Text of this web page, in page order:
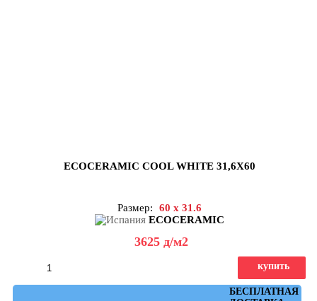
ECOCERAMIC COOL WHITE 31,6X60
Размер:
60 x 31.6
ECOCERAMIC
3625 д/м2
БЕСПЛАТНАЯ
купить